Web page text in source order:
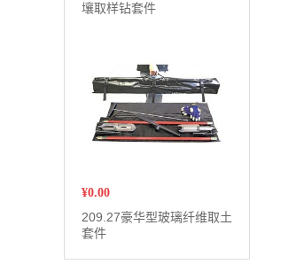
壤取样钻套件
¥0.00
209.27豪华型玻璃纤维取土
套件